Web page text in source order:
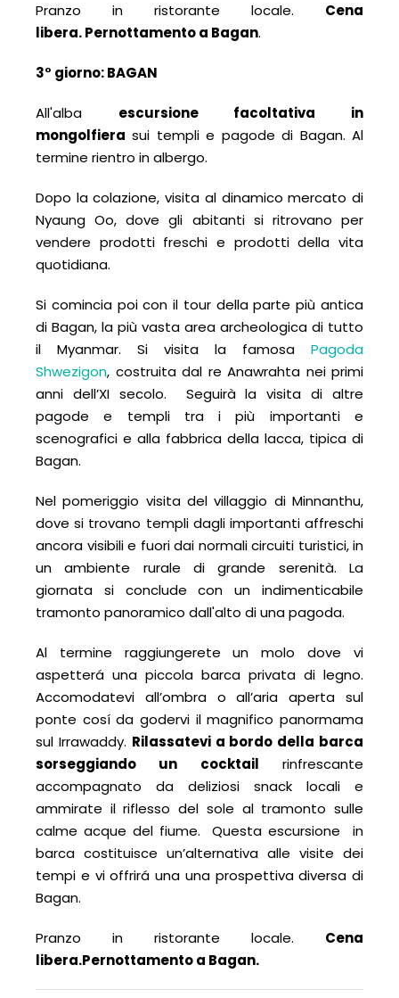
Pranzo in ristorante locale. Cena
libera.Pernottamento a Bagan.
3° giorno: BAGAN
All'alba escursione facoltativa in
mongolfiera sui templi e pagode di Bagan. Al
termine rientro in albergo.
Dopo la colazione, visita al dinamico mercato di
Nyaung Oo, dove gli abitanti si ritrovano per
vendere prodotti freschi e prodotti della vita
quotidiana.
Si comincia poi con il tour della parte più antica
di Bagan, la più vasta area archeologica di tutto
il Myanmar. Si visita la famosa Pagoda
Shwezigon, costruita dal re Anawrahta nei primi
anni dell’XI secolo. Seguirà la visita di altre
pagode e templi tra i più importanti e
scenografici e alla fabbrica della lacca, tipica di
Bagan.
Nel pomeriggio visita del villaggio di Minnanthu,
dove si trovano templi dagli importanti affreschi
ancora visibili e fuori dai normali circuiti turistici, in
un ambiente rurale di grande serenità. La
giornata si conclude con un indimenticabile
tramonto panoramico dall'alto di una pagoda.
Al termine raggiungerete un molo dove vi
aspetterá una piccola barca privata di legno.
Accomodatevi all’ombra o all’aria aperta sul
ponte cosí da godervi il magnifico panormama
sul Irrawaddy. Rilassatevi a bordo della barca
sorseggiando un cocktail rinfrescante
accompagnato da deliziosi snack locali e
ammirate il riflesso del sole al tramonto sulle
calme acque del fiume. Questa escursione in
barca costituisce un’alternativa alle visite dei
tempi e vi offrirá una una prospettiva diversa di
Bagan.
Pranzo in ristorante locale. Cena
libera.Pernottamento a Bagan.